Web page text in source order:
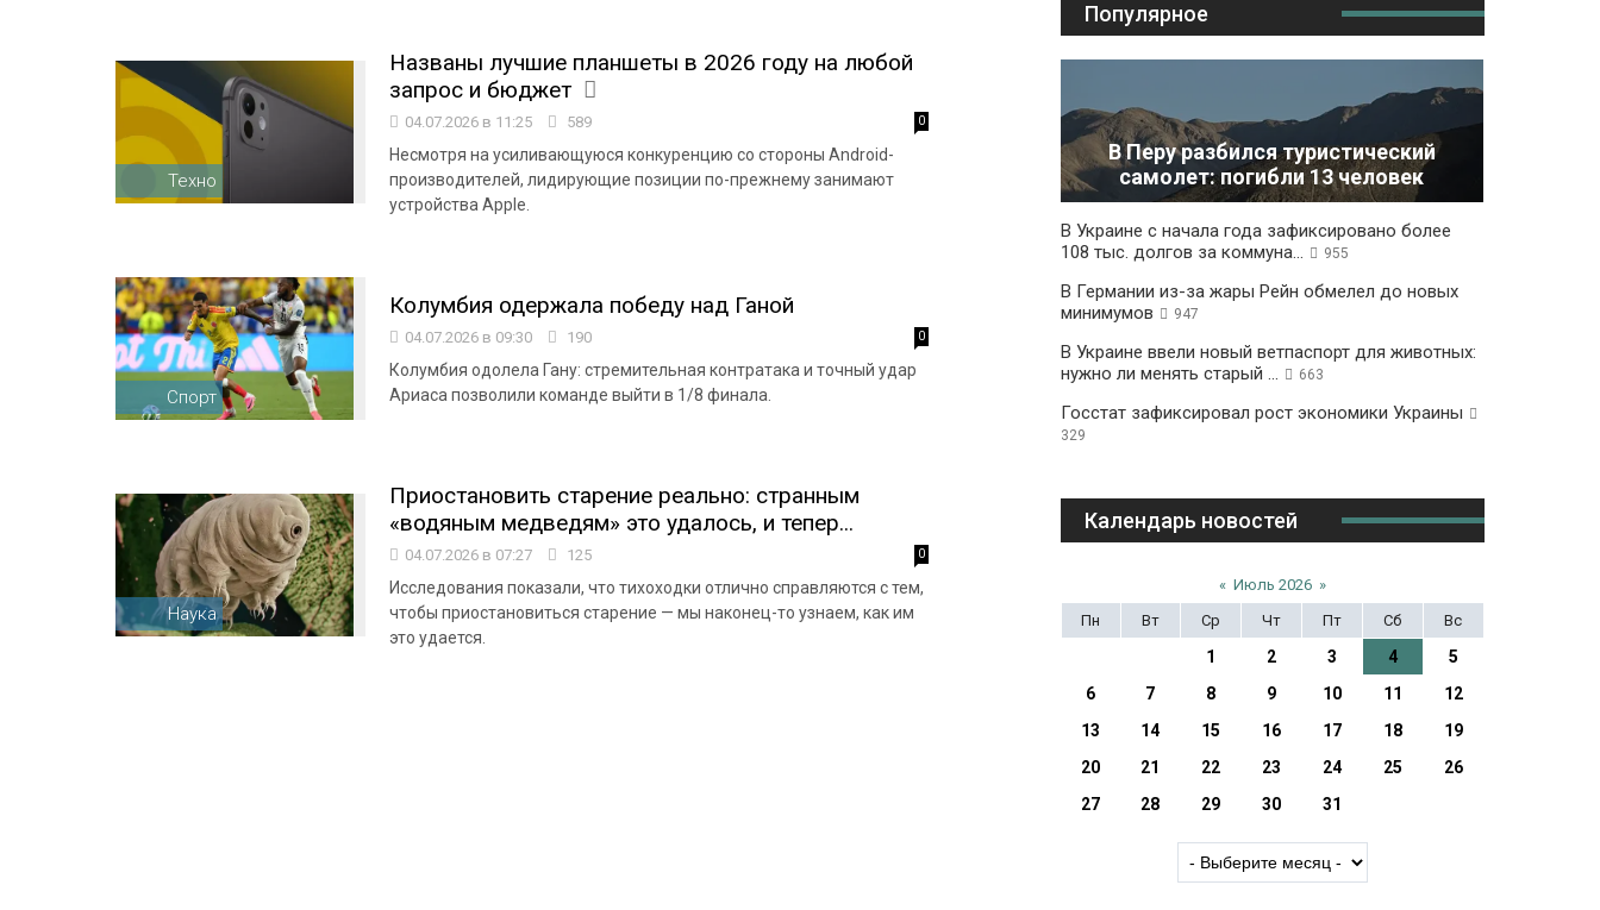
Техно
Названы лучшие планшеты в 2026 году на любой
запрос и бюджет
04.07.2026 в 11:25 589 0
Несмотря на усиливающуюся конкуренцию со стороны Android-
производителей, лидирующие позиции по-прежнему занимают
устройства Apple.
Спорт
Колумбия одержала победу над Ганой
04.07.2026 в 09:30 190 0
Колумбия одолела Гану: стремительная контратака и точный удар
Ариаса позволили команде выйти в 1/8 финала.
Наука
Приостановить старение реально: странным
«водяным медведям» это удалось, и тепер...
04.07.2026 в 07:27 125 0
Исследования показали, что тихоходки отлично справляются с тем,
чтобы приостановиться старение — мы наконец-то узнаем, как им
это удается.
Популярное
В Перу разбился туристический
самолет: погибли 13 человек
В Украине с начала года зафиксировано более
108 тыс. долгов за коммуна...
955
В Германии из-за жары Рейн обмелел до новых
минимумов
947
В Украине ввели новый ветпаспорт для животных:
нужно ли менять старый ...
663
Госстат зафиксировал рост экономики Украины
329
Календарь новостей
« Июль 2026 »
Пн
Вт Ср Чт Пт Сб Вс
1 2 3 4
5
6
7 8 9 10 11
12
13
14 15 16 17 18
19
20
21 22 23 24 25
26
27
28 29 30 31